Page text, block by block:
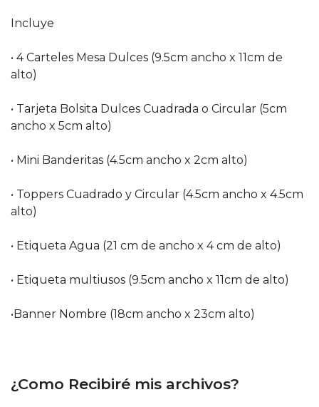
Incluye
• 4 Carteles Mesa Dulces (9.5cm ancho x 11cm de
alto)
• Tarjeta Bolsita Dulces Cuadrada o Circular (5cm
ancho x 5cm alto)
• Mini Banderitas (4.5cm ancho x 2cm alto)
• Toppers Cuadrado y Circular (4.5cm ancho x 4.5cm
alto)
• Etiqueta Agua (21 cm de ancho x 4 cm de alto)
• Etiqueta multiusos (9.5cm ancho x 11cm de alto)
•Banner Nombre (18cm ancho x 23cm alto)
¿Como Recibiré mis archivos?